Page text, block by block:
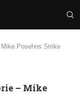
Posehns Strike
– Mike